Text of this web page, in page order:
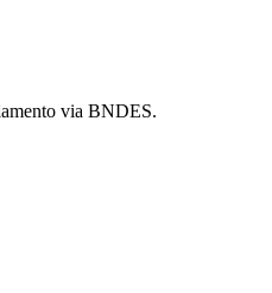
via BNDES.